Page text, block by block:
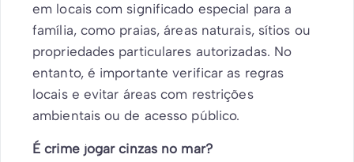
em locais com significado especial para a
família, como praias, áreas naturais, sítios ou
propriedades particulares autorizadas. No
entanto, é importante verificar as regras
locais e evitar áreas com restrições
ambientais ou de acesso público.
É crime jogar cinzas no mar?